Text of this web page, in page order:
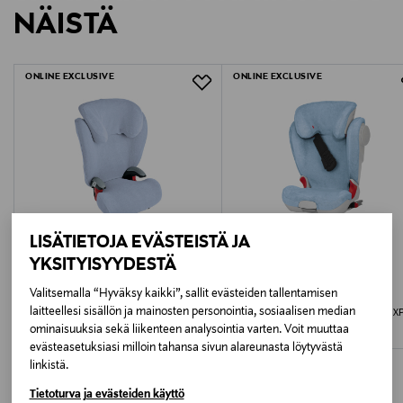
LISÄTIETOJA EVÄSTEISTÄ JA
YKSITYISYYDESTÄ
Valitsemalla “Hyväksy kaikki”, sallit evästeiden tallentamisen
laitteellesi sisällön ja mainosten personointia, sosiaalisen median
ominaisuuksia sekä liikenteen analysointia varten. Voit muuttaa
evästeasetuksiasi milloin tahansa sivun alareunasta löytyvästä
linkistä.
Tietoturva ja evästeiden käyttö
Lisätietoja:
Väri: Dark Grey
Yhteensopivuus: Kidfix2 R, Kidfix2 S, Kidfix II XP Sict,
Kidfix II XP, Kidfix XP, Kidfix XP Sict
1388303
LUE TARKEMMAT PALAUTUSOHJEET
NÄISTÄ
ONLINE EXCLUSIVE
BRITAX
Britax kesäpäällinen Kid Plus
Discounted Price
29,90 € Original Price
49,00 €
ONLINE EXCLUSIVE
BRITAX
Britax kesäpäällinen Kid XP, Kidfix
Original Price
49,00 €